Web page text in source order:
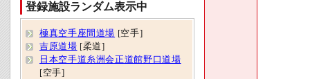
登録施設ランダム表示中
極真空手座間道場 [空手]
吉原道場 [柔道]
日本空手道糸洲会正道館野口道場
[空手]